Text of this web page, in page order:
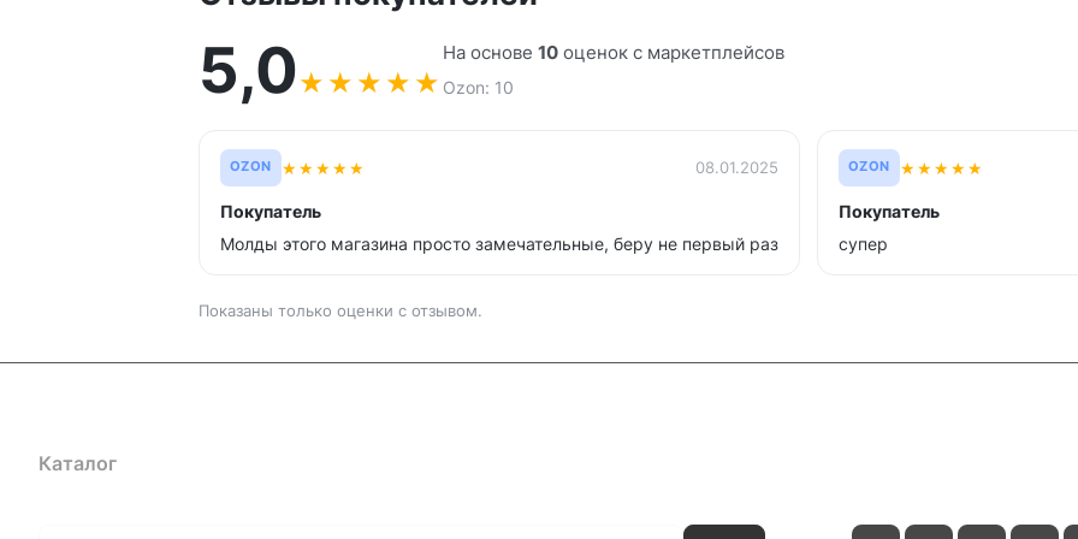
5,0★ ★ ★ ★ ★
На основе 10 оценок с маркетплейсов
Ozon: 10
OZON ★★★★★ 08.01.2025
Покупатель
Молды этого магазина просто замечательные, беру не первый раз
OZON ★★★★★
Покупатель
супер
Показаны только оценки с отзывом.
Каталог